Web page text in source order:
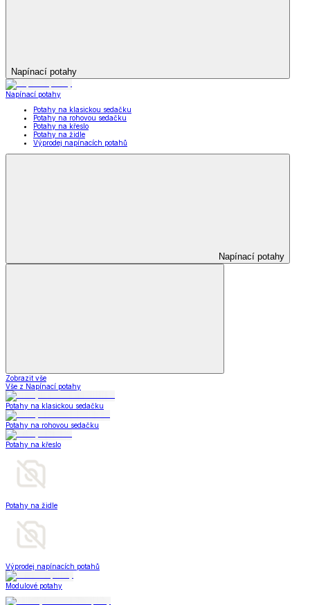
Napínací potahy
Napínací potahy
Potahy na klasickou sedačku
Potahy na rohovou sedačku
Potahy na křeslo
Potahy na židle
Výprodej napínacích potahů
Napínací potahy
Zobrazit vše
Vše z Napínací potahy
Potahy na klasickou sedačku
Potahy na rohovou sedačku
Potahy na křeslo
Potahy na židle
Výprodej napínacích potahů
Modulové potahy